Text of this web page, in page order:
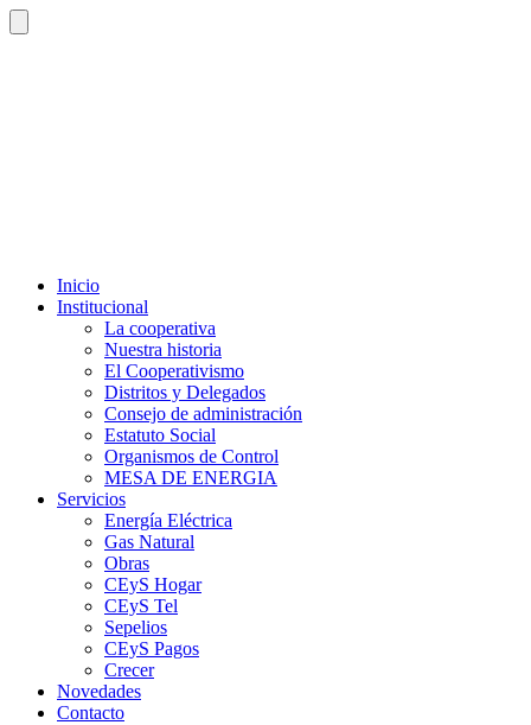
Inicio
Institucional
La cooperativa
Nuestra historia
El Cooperativismo
Distritos y Delegados
Consejo de administración
Estatuto Social
Organismos de Control
MESA DE ENERGIA
Servicios
Energía Eléctrica
Gas Natural
Obras
CEyS Hogar
CEyS Tel
Sepelios
CEyS Pagos
Crecer
Novedades
Contacto